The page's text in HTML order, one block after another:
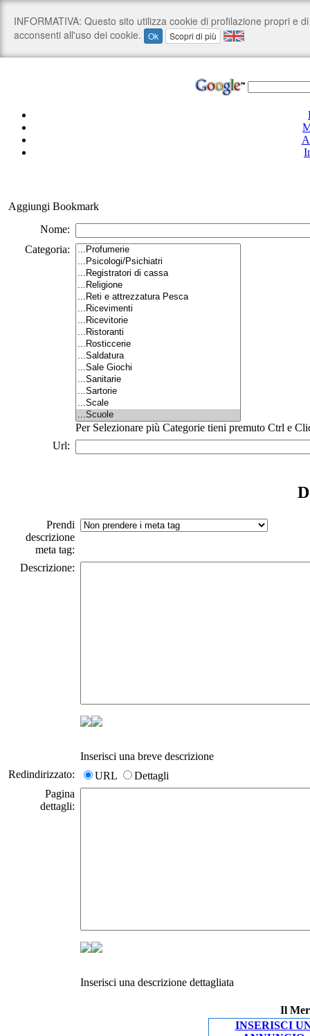
Aggiungi Bookmark
Nome:
Categoria:
Per Selezionare più Categorie tieni premuto Ctrl e
Url:
Prendi
descrizione
meta tag:
Descrizione:
Inserisci una breve descrizione
Redindirizzato:
URL
Dettagli
Pagina
dettagli:
Inserisci una descrizione dettagliata
Il
INSERISCI